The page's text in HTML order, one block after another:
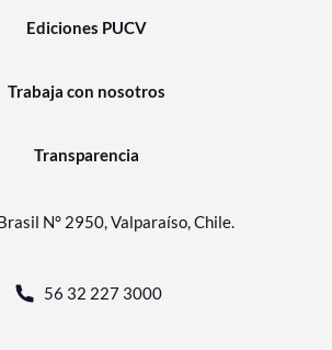
Ediciones PUCV
Trabaja con nosotros
Transparencia
N° 2950, Valparaíso, Chile.
56 32 227 3000